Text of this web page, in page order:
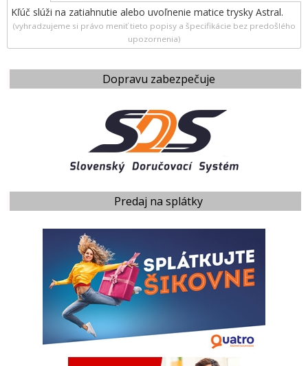
Dopravu zabezpečuje
Predaj na splátky
Kľúč slúži na zatiahnutie alebo uvoľnenie matice trysky Astral.
(vyhradzujeme si právo meniť tieto popisy a špecifikácie bez predošlého
upozornenia)